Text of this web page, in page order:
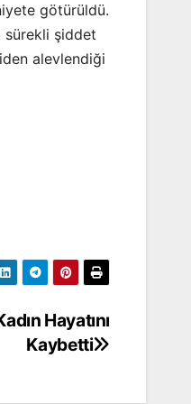
götürüldü.
sürekli şiddet
alevlendiği
Hayatını
Kaybetti